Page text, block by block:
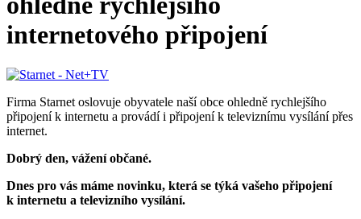
internetového připojení
Firma Starnet oslovuje obyvatele naší obce ohledně rychlejšího
připojení k internetu a provádí i připojení k televiznímu vysílání přes
internet.
Dobrý den, vážení občané.
Dnes pro vás máme novinku, která se týká vašeho připojení
k internetu a televizního vysílání.